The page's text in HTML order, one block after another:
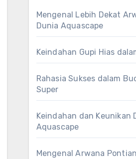
Mengenal Lebih Dekat
Dunia Aquascape
Keindahan Gupi Hias
Rahasia Sukses dalam
Super
Keindahan dan Keunikan
Aquascape
Mengenal Arwana